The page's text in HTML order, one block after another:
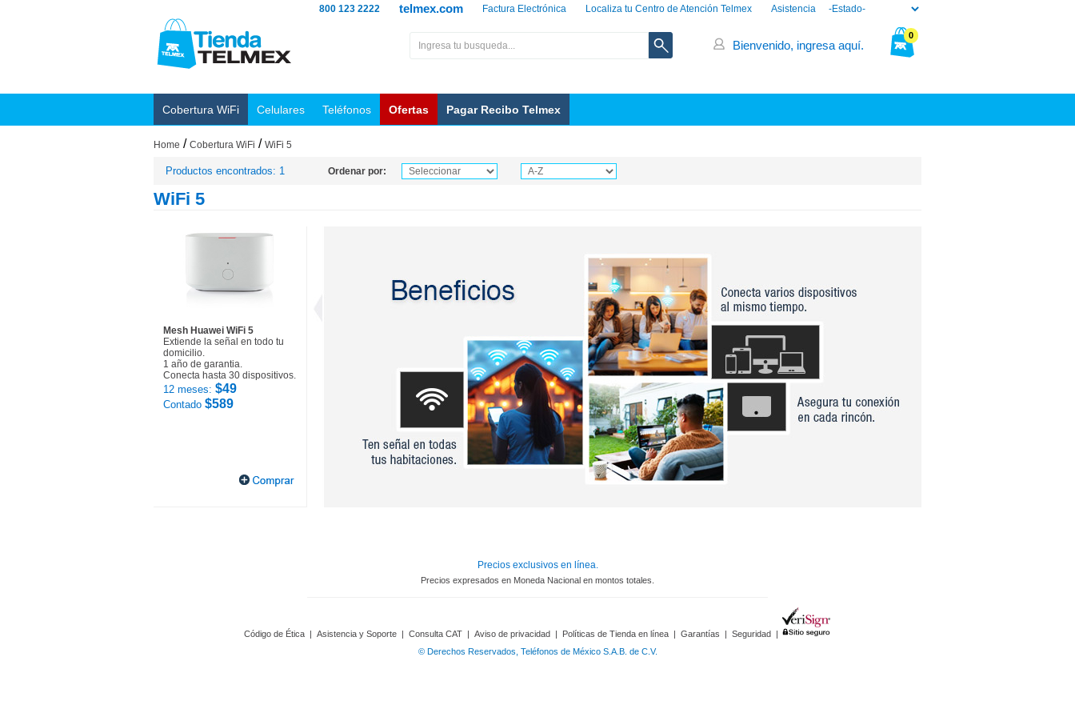
Asistencia
Localiza tu Centro de Atención Telmex
Factura Electrónica
telmex.com
800 123 2222
0
Bienvenido, ingresa aquí.
Cobertura WiFi Celulares Teléfonos Ofertas Pagar Recibo Telmex
Home / Cobertura WiFi / WiFi 5
Productos encontrados: 1 Ordenar por:
WiFi 5
Mesh Huawei WiFi 5
Extiende la señal en todo tu
domicilio.
1 año de garantia.
Conecta hasta 30 dispositivos.
12 meses: $49
Contado $589
Precios exclusivos en línea.
Precios expresados en Moneda Nacional en montos totales.
Código de Ética | Asistencia y Soporte | Consulta CAT | Aviso de privacidad | Políticas de Tienda en línea | Garantías | Seguridad |
© Derechos Reservados, Teléfonos de México S.A.B. de C.V.